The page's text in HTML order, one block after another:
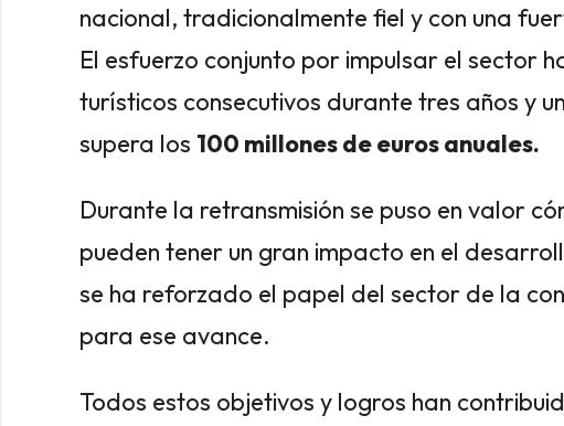
nacional, tradicionalmente fiel y con una
El esfuerzo conjunto por impulsar el sector
turísticos consecutivos durante tres años y
supera los 100 millones de euros anuales.
Durante la retransmisión se puso en valor
pueden tener un gran impacto en el
se ha reforzado el papel del sector de la
para ese avance.
Todos estos objetivos y logros han